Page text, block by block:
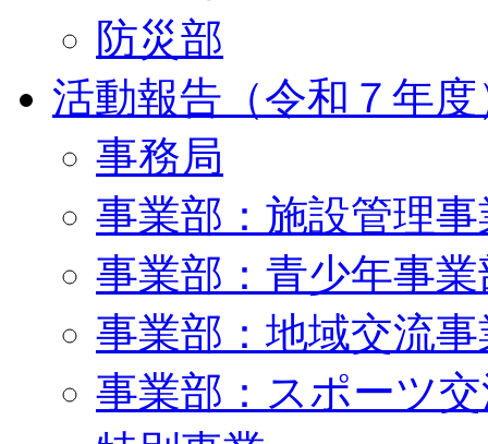
防災部
活動報告（令和７年度
事務局
事業部：施設管理
事業部：青少年事業
事業部：地域交流
事業部：スポーツ